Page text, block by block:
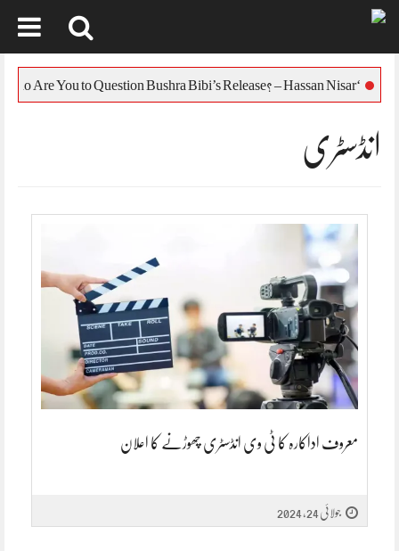
content
انڈسٹری
معروف اداکارہ کا ٹی وی انڈسٹری چھوڑنے کا اعلان
جولائی 24, 2024